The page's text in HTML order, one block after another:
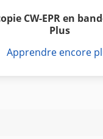
CW-EPR en
Plus
Apprendre encore